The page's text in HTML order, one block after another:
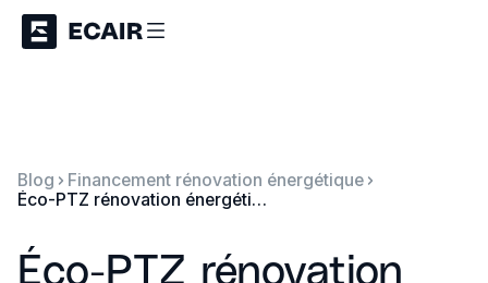
Blog
Financement rénovation énergétique
Éco-PTZ rénovation énergétique : tout ce qu'il faut savoir en 2026
Éco-PTZ rénovation